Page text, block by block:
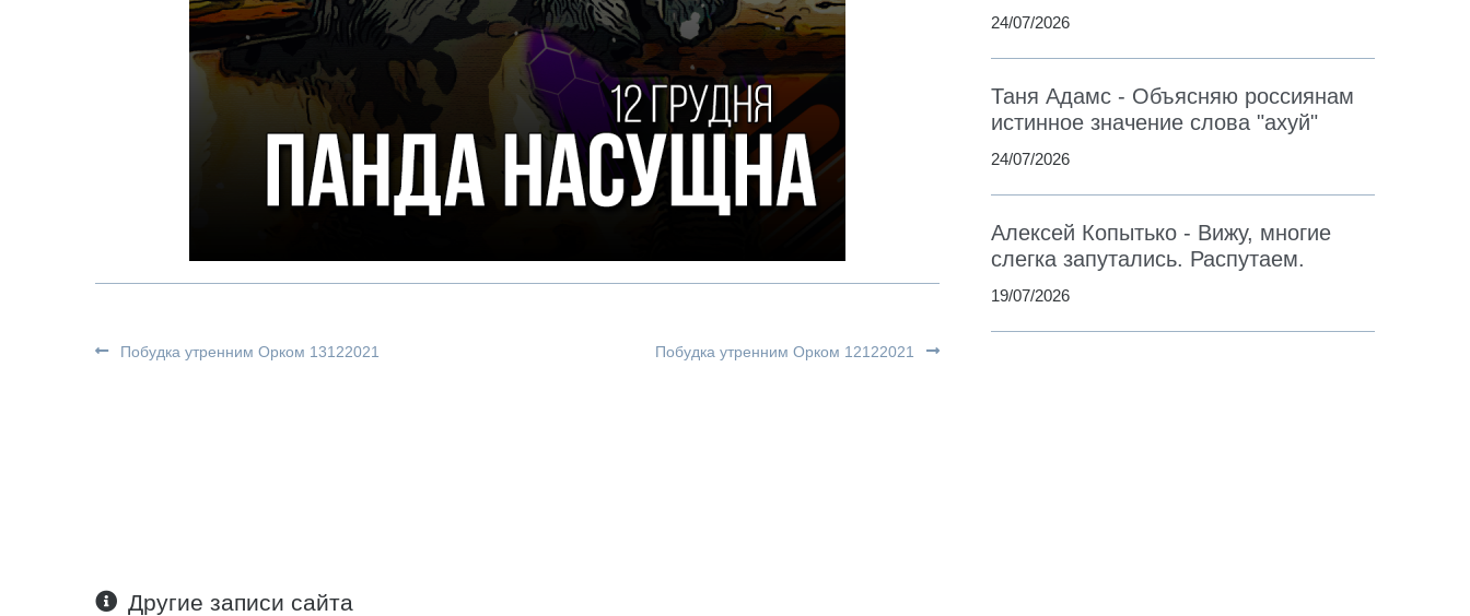
Побудка утренним Орком 13122021 Побудка утренним Орком 12122021
Другие записи сайта
24/07/2026
Таня Адамс - Объясняю россиянам
истинное значение слова "ахуй"
24/07/2026
Алексей Копытько - Вижу, многие
слегка запутались. Распутаем.
19/07/2026